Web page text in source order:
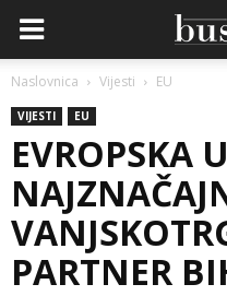
Naslovnica Vijesti EU
VIJESTI EU
EVROPSKA
PARTNER